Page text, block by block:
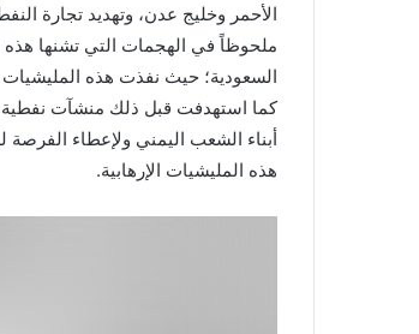
الأحمر وخليج عدن، وتهديد تجارة
ملحوظاً في الهجمات التي تشنها هذه
السعودية؛ حيث نفذت هذه المليشيات
كما استهدفت قبل ذلك منشآت
أبناء الشعب اليمني ولإعطاء
هذه المليشيات الإرهابية.